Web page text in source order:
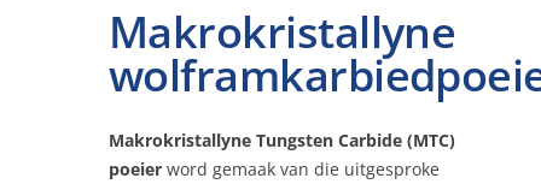
HulpbronneMakrokristallyne
Makrokristallyne Tungsten Carbide (MTC)
poeier word gemaak van die uitgesproke